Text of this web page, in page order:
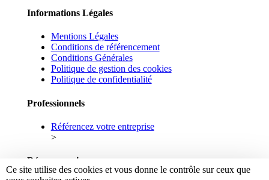
Informations Légales
Mentions Légales
Conditions de référencement
Conditions Générales
Politique de gestion des cookies
Politique de confidentialité
Professionnels
Référencez votre entreprise
>
Réseaux sociaux
Ce site utilise des cookies et vous donne le contrôle sur ceux que